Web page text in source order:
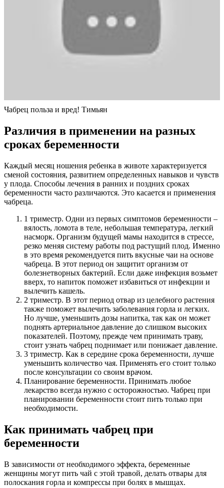
Чабрец польза и вред! Тимьян
Различия в применении на разных
сроках беременности
Каждый месяц ношения ребенка в животе характеризуется
сменой состояния, развитием определенных навыков и чувств
у плода. Способы лечения в ранних и поздних сроках
беременности часто различаются. Это касается и применения
чабреца.
1 триместр. Одни из первых симптомов беременности –
вялость, ломота в теле, небольшая температура, легкий
насморк. Организм будущей мамы находится в стрессе,
резко меняя систему работы под растущий плод. Именно
в это время рекомендуется пить вкусные чаи на основе
чабреца. В этот период он защитит организм от
болезнетворных бактерий. Если даже инфекция возьмет
вверх, то напиток поможет избавиться от инфекции и
вылечить кашель.
2 триместр. В этот период отвар из целебного растения
также поможет вылечить заболевания горла и легких.
Но лучше, уменьшить дозы напитка, так как он может
поднять артериальное давление до слишком высоких
показателей. Поэтому, прежде чем принимать траву,
стоит узнать чабрец поднимает или понижает давление.
3 триместр. Как в середине срока беременности, лучше
уменьшить количество чая. Применять его стоит только
после консультации со своим врачом.
Планирование беременности. Принимать любое
лекарство всегда нужно с осторожностью. Чабрец при
планировании беременности стоит пить только при
необходимости.
Как принимать чабрец при
беременности
В зависимости от необходимого эффекта, беременные
женщины могут пить чай с этой травой, делать отвары для
полоскания горла и компрессы при болях в мышцах.